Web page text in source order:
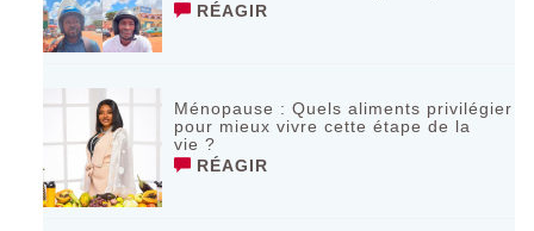
RÉAGIR
Ménopause : Quels aliments privilégier
pour mieux vivre cette étape de la
vie ?
RÉAGIR